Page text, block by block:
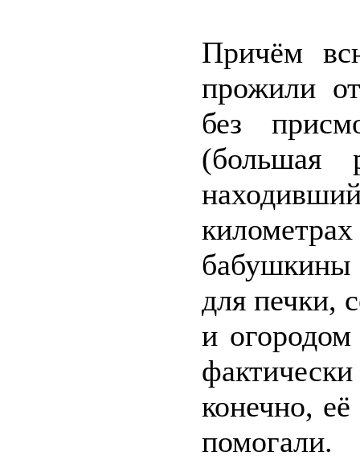
Причём
прожили
без
(большая
бабушкины
для печки,
и
конечно,
помогали.